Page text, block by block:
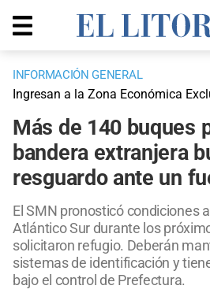
INFORMACIÓN GENERAL
Ingresan a la Zona Económica
Más de 140 buques
bandera extranjera
resguardo ante un
El SMN pronosticó condiciones
Atlántico Sur durante los
solicitaron refugio. Deberán
sistemas de identificación y
bajo el control de Prefectura.